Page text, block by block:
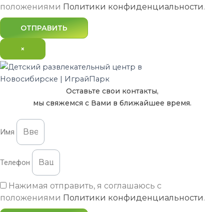
О
О нас
положениями Политики конфиденциальности.
ОТПРАВИТЬ
×
Оставьте свои контакты,
мы свяжемся с Вами в ближайшее время.
Имя
Телефон
Нажимая отправить, я соглашаюсь с
положениями Политики конфиденциальности.